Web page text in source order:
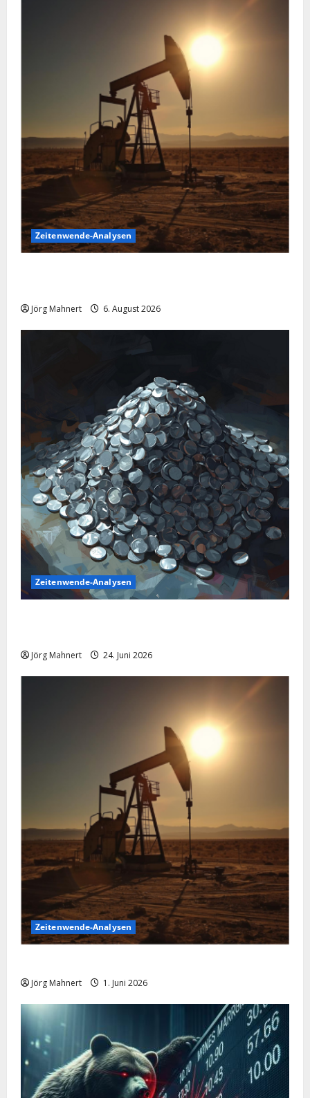
Zeitenwende-Analysen
Jörg Mahnert 6. August 2026
Zeitenwende-Analysen
Jörg Mahnert 24. Juni 2026
Zeitenwende-Analysen
Jörg Mahnert 1. Juni 2026